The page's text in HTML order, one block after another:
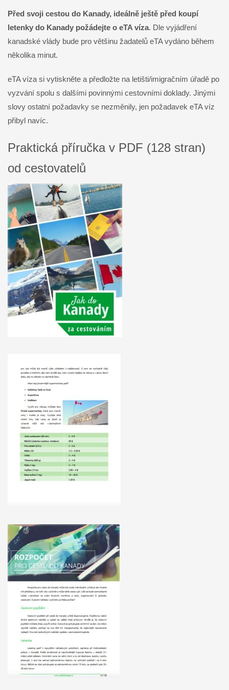
Před svoji cestou do Kanady, ideálně ještě před koupí
letenky do Kanady požádejte o eTA víza. Dle vyjádření
kanadské vlády bude pro většinu žadatelů eTA vydáno během
několika minut.
eTA víza si vytiskněte a předložte na letišti/imigračním úřadě po
vyzvání spolu s dalšími povinnými cestovními doklady. Jinými
slovy ostatní požadavky se nezměnily, jen požadavek eTA víz
přibyl navíc.
Praktická příručka v PDF (128 stran)
od cestovatelů